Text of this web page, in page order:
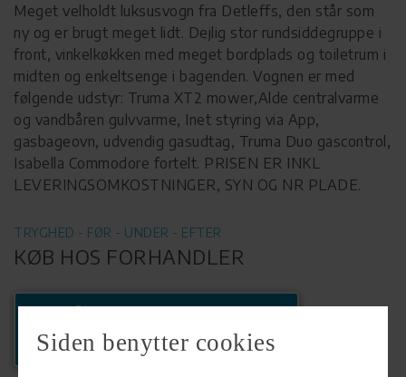
Meget velholdt luksusvogn fra Detleffs, den står som
ny og er brugt meget lidt. Dejlig stor rundsiddegruppe i
front, vinkelkøkken med meget bordplads og toiletrum i
midten og enkeltsenge i bagenden. Vognen er med
følgende udstyr: Truma XT2 mower,Alde centralvarme
og vandbåren gulvvarme, Inet styring via App,
gasbageovn, udvendig gasudtag, Truma Duo gascontrol,
Isabella Commodore fortelt. PRISEN ER INKL
LEVERINGSOMKOSTNINGER, SYN OG NR PLADE.
TRYGHED - FØR - UNDER - EFTER
KØB HOS FORHANDLER
Ring
+45 75828422
Siden benytter cookies